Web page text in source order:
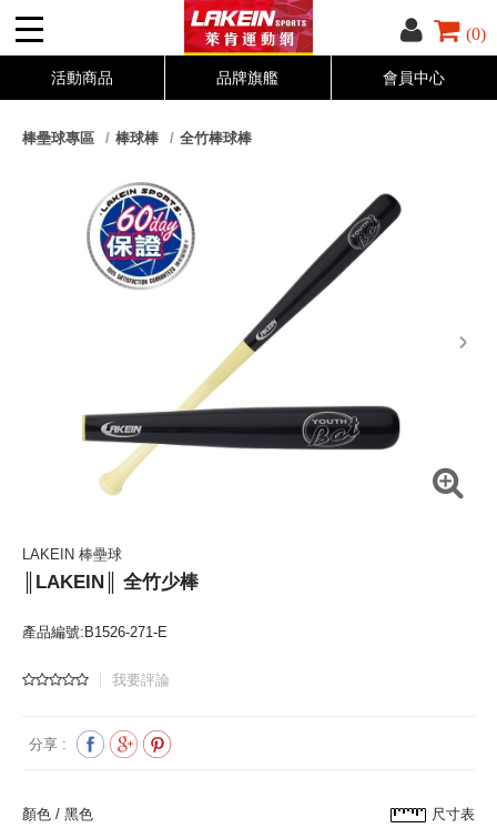
(0)
活動商品 品牌旗艦 會員中心
棒壘球專區 棒球棒 全竹棒球棒
next
LAKEIN 棒壘球
║LAKEIN║ 全竹少棒
產品編號:B1526-271-E
我要評論
分享 :
顏色 / 黑色 尺寸表